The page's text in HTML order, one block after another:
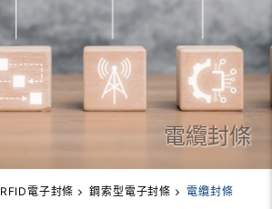
電纜封條
RFID電子封條 鋼索型電子封條 電纜封條